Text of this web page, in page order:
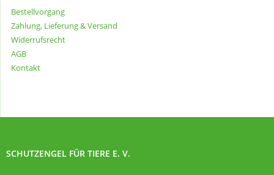
Bestellvorgang
Zahlung, Lieferung & Versand
Widerrufsrecht
AGB
Kontakt
SCHUTZENGEL FÜR TIERE E. V.